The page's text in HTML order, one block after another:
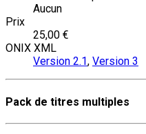
Aucun
Prix
25,00 €
ONIX XML
Version 2.1, Version 3
Pack de titres multiples